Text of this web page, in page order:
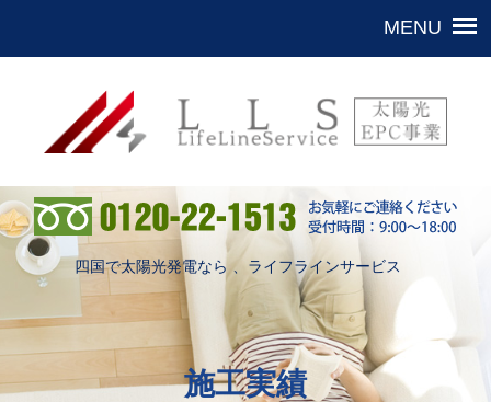
四国で太陽光発電なら 、ライフラインサービス
施工実績